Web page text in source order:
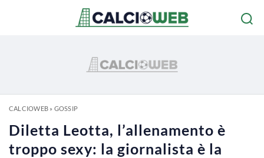
CALCIOWEB» GOSSIP
Diletta Leotta, l’allenamento è
troppo sexy: la giornalista è la